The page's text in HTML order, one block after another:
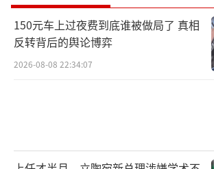
150元车上过夜费到底谁被做局了 真相
反转背后的舆论博弈
2026-08-08 22:34:07